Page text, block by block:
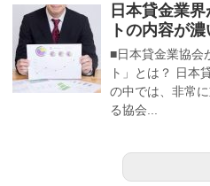
日本貸金業
トの内容が濃
■日本貸金業協会
ト」とは？ 日本
の中では、非常
る協会...